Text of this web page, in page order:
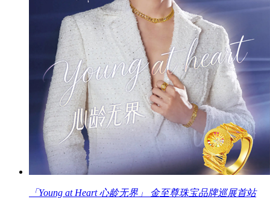
「Young at Heart 心龄无界」 金至尊珠宝品牌巡展首站